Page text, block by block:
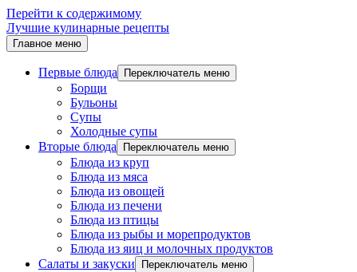
Перейти к содержимому
Лучшие кулинарные рецепты
Главное меню
Первые блюда Переключатель меню
Борщи
Бульоны
Супы
Холодные супы
Вторые блюда
Переключатель меню
Блюда из круп
Блюда из мяса
Блюда из овощей
Блюда из печени
Блюда из птицы
Блюда из рыбы и морепродуктов
Блюда из яиц и молочных продуктов
Салаты и закуски
Переключатель меню